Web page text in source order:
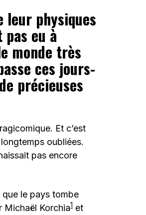
leur physiques
eu à
monde très
ces jours-
précieuses
Et c’est
oubliées.
pas encore
que le pays tombe
Michaël Korchia1 et